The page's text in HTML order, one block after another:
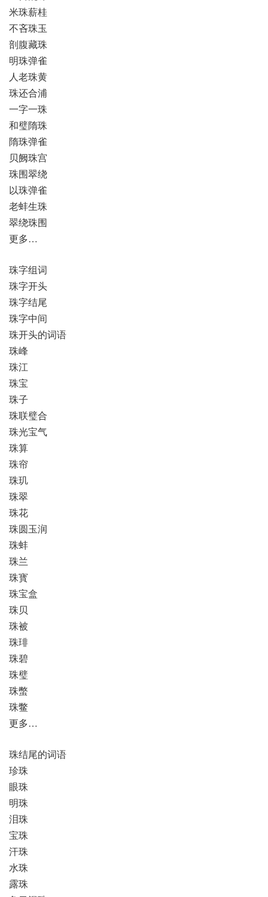
米珠薪桂
不吝珠玉
剖腹藏珠
明珠弹雀
人老珠黄
珠还合浦
一字一珠
和璧隋珠
隋珠弹雀
贝阙珠宫
珠围翠绕
以珠弹雀
老蚌生珠
翠绕珠围
更多…
珠字组词
珠字开头
珠字结尾
珠字中间
珠开头的词语
珠峰
珠江
珠宝
珠子
珠联璧合
珠光宝气
珠算
珠帘
珠玑
珠翠
珠花
珠圆玉润
珠蚌
珠兰
珠寳
珠宝盒
珠贝
珠被
珠琲
珠碧
珠璧
珠蟞
珠鳖
更多…
珠结尾的词语
珍珠
眼珠
明珠
泪珠
宝珠
汗珠
水珠
露珠